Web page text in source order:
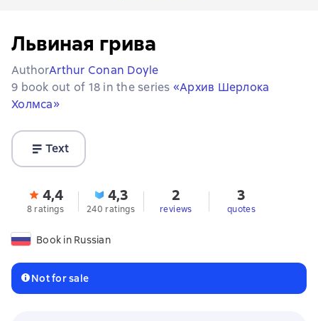
Львиная грива
AuthorArthur Conan Doyle
9 book out of 18 in the series «Архив Шерлока
Холмса»
Text
4,4
8 ratings
4,3
240 ratings
2
reviews
3
quotes
Book in Russian
Not for sale